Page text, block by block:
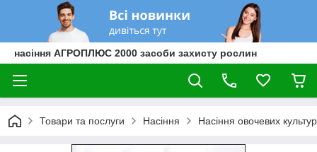
насіння АГРОПЛЮС 2000 засоби захисту рослин
Товари та послуги Насіння Насіння овочевих культур